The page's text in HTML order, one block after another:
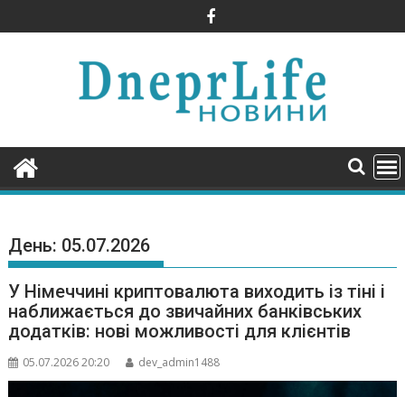
to
День: 05.07.2026
У Німеччині криптовалюта виходить із тіні і
наближається до звичайних банківських
додатків: нові можливості для клієнтів
05.07.2026 20:20 dev_admin1488